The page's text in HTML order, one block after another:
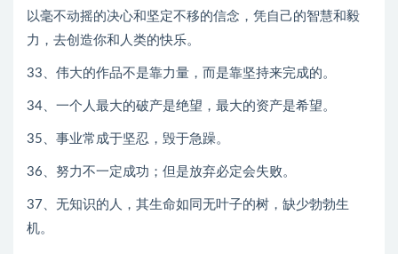
以毫不动摇的决心和坚定不移的信念，凭自己的智慧和毅
力，去创造你和人类的快乐。
33、伟大的作品不是靠力量，而是靠坚持来完成的。
34、一个人最大的破产是绝望，最大的资产是希望。
35、事业常成于坚忍，毁于急躁。
36、努力不一定成功；但是放弃必定会失败。
37、无知识的人，其生命如同无叶子的树，缺少勃勃生
机。